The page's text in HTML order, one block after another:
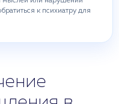
к психиатру для